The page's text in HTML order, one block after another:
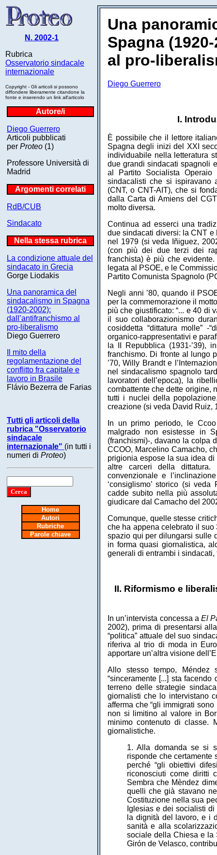
N. 2002-1
Rubrica
Osservatorio sindacale
internazionale
Copyright - Gli articoli si possono
diffondere liberamente citandone la
fonte e inserendo un link all'articolo
Autore/i
Diego Guerrero
Articoli pubblicati
per Proteo (1)
Professore Università di
Madrid
Argomenti correlati
RdB/CUB
Sindacato
Nella stessa rubrica
La condizione attuale del
sindacato in Grecia
Gorge Liodakis
Una panoramica del
sindacalismo in Spagna
(1920-2002):
dall’antifranchismo al
pro-liberalismo
Diego Guerrero
Il mito della
regolamentazione del
conflitto fra capitale e
lavoro in Brasile
Flávio Bezerra de Farias
Tutti gli articoli della
rubrica "Osservatorio
sindacale
internazionale" (in tutti i
numeri di Proteo)
Home
Autori
Rubriche
Parole chiave
Una
Spagna
al pro-
Diego Guerrero
I.
È possibile che il lettore
Spagna degli inizi del XXI
individuabile nella letteratura
due grandi sindacati spagnoli
al Partito Socialista
sindacalisti che si ispiravano
(CNT, o CNT-AIT), che si
dalla Carta di Amiens del
molto diversa.
Continua ad esserci una
due sindacati diversi: la CNT
nel 1979 (si veda Iñiguez,
(con più dei due terzi dei
franchista) è più che
legata al PSOE, e le
Partito Comunista Spagnolo
Negli anni ’80, quando il
per la commemorazione il
più che giustificato: “... e 40 di
il suo collaborazionismo
cosiddetta “dittatura molle” -
organico-rappresentativi e
la II Repubblica (1931-’39),
franchismo. Di fronte al lungo
’70, Willy Brandt e
nel sindacalismo spagnolo
lavoratori dell’epoca), la
combattente che dette origine,
tutti i nuclei della
creazione (si veda David Ruiz,
In un primo periodo, le
malgrado non esistesse in
(franchismi)-, davano la colpa
CCOO, Marcelino Camacho,
prigionia espose la sua idea
altre carceri della
convenzionale e
‘consiglismo’ storico (si
cadde subito nella più
giudicare dal Camacho del
Comunque, quelle stesse
che ha appena celebrato il suo
spazio qui per dilungarsi sulle
in forma quasi giornalistica,
generali di entrambi i
II. Riformismo e
In un’intervista concessa aEl
2002), prima di presentarsi
“politica” attuale del suo
riferiva al trio di moda in
apportare un’altra visione
Allo stesso tempo, Méndez
“sinceramente [...] sta
terreno delle strategie
giornalisti che lo intervistano
afferma che “gli immigrati
non si limitino al valore in
minimo contenuto di classe.
giornalistiche.
1. Alla domanda se si
risponde che certamente
perché “gli obiettivi
riconosciuti come diritti
Sembra che Mèndez
quelli che già stavano
Costituzione nella sua
Iglesias e dei socialisti
la dignità del lavoro, e i
sanità e alla
sociale della Chiesa e la
Girón de Velasco,